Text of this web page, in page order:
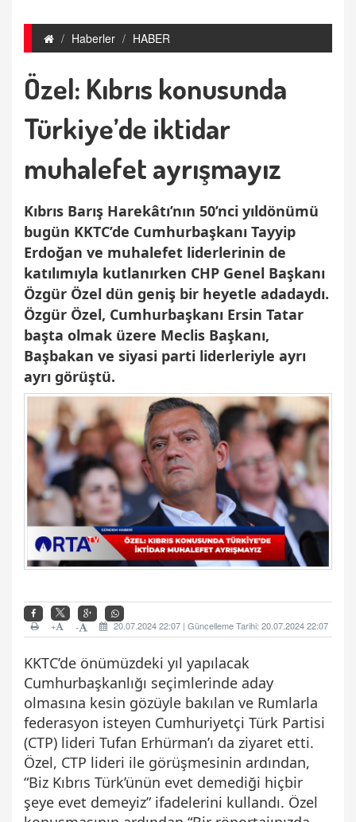
Haberler HABER
Özel: Kıbrıs konusunda
Türkiye’de iktidar
muhalefet ayrışmayız
Kıbrıs Barış Harekâtı’nın 50’nci yıldönümü
bugün KKTC’de Cumhurbaşkanı Tayyip
Erdoğan ve muhalefet liderlerinin de
katılımıyla kutlanırken CHP Genel Başkanı
Özgür Özel dün geniş bir heyetle adadaydı.
Özgür Özel, Cumhurbaşkanı Ersin Tatar
başta olmak üzere Meclis Başkanı,
Başbakan ve siyasi parti liderleriyle ayrı
ayrı görüştü.
20.07.2024 22:07 | Güncelleme Tarihi: 20.07.2024 22:07
-
+
KKTC’de önümüzdeki yıl yapılacak
Cumhurbaşkanlığı seçimlerinde aday
olmasına kesin gözüyle bakılan ve Rumlarla
federasyon isteyen Cumhuriyetçi Türk Partisi
(CTP) lideri Tufan Erhürman’ı da ziyaret etti.
Özel, CTP lideri ile görüşmesinin ardından,
“Biz Kıbrıs Türk’ünün evet demediği hiçbir
şeye evet demeyiz” ifadelerini kullandı. Özel